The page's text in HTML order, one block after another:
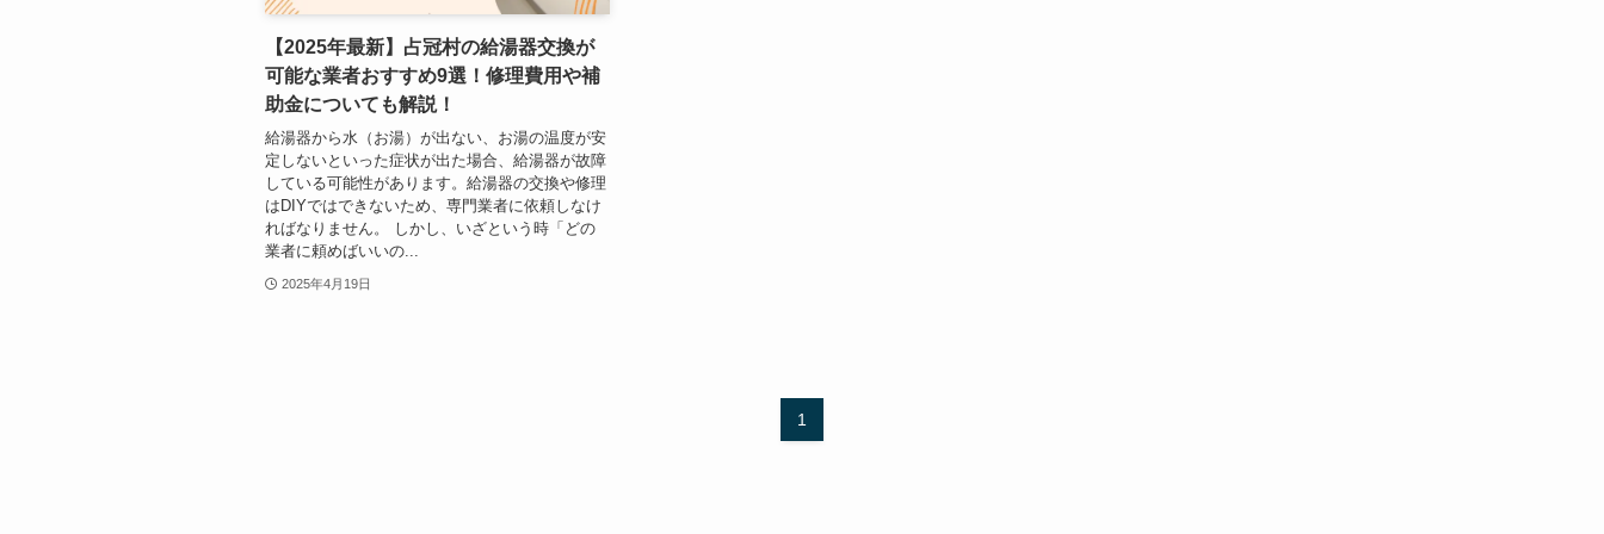
【2025年最新】占冠村の給湯器交換が
可能な業者おすすめ9選！修理費用や補
助金についても解説！
給湯器から水（お湯）が出ない、お湯の温度が安
定しないといった症状が出た場合、給湯器が故障
している可能性があります。給湯器の交換や修理
はDIYではできないため、専門業者に依頼しなけ
ればなりません。 しかし、いざという時「どの
業者に頼めばいいの...
2025年4月19日
1